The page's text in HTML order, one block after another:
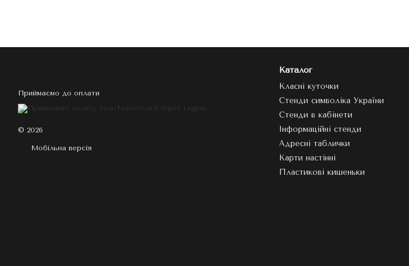
Приймаємо до оплати
© 2026
Мобільна версія
Каталог
Класні куточки
Стенди символіка України
Стенди в кабінети
Інформаційні стенди
Адресні таблички
Карти настінні
Пластикові кишеньки